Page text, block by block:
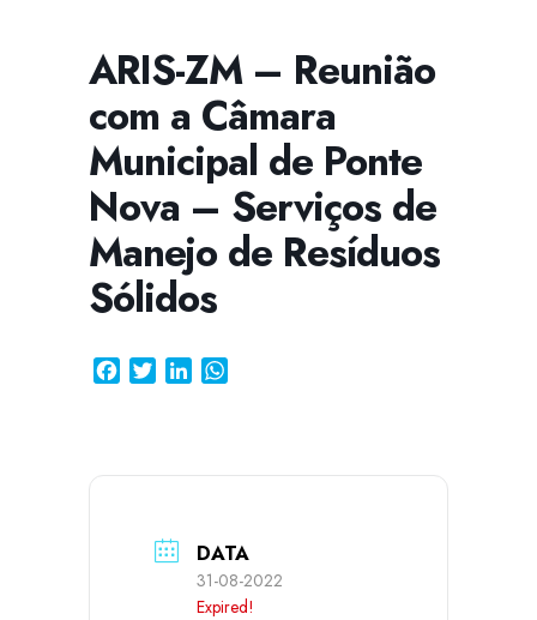
ARIS-ZM – Reunião
com a Câmara
Municipal de Ponte
Nova – Serviços de
Manejo de Resíduos
Sólidos
FacebookTwitterLinkedIn
DATA
31-08-2022
Expired!
CISSA
Assistente Virtual do CISAB